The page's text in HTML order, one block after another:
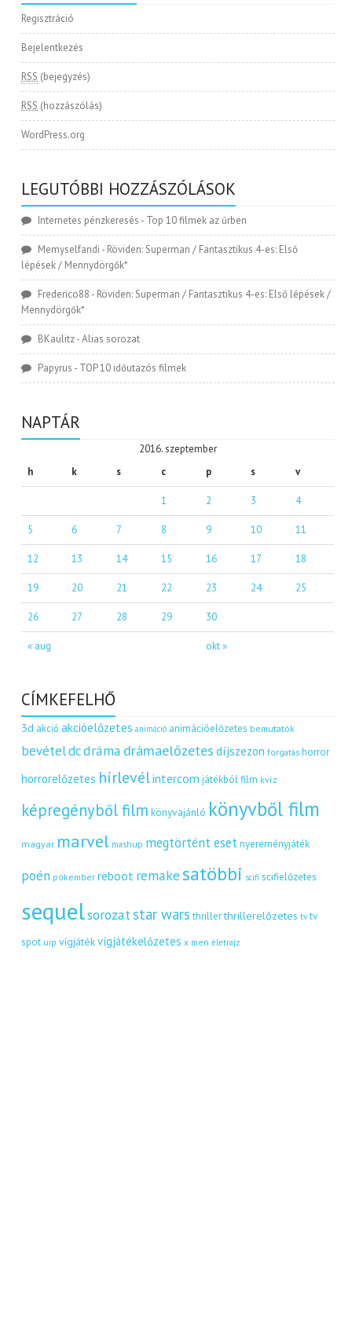
Regisztráció
Bejelentkezés
RSS (bejegyzés)
RSS (hozzászólás)
WordPress.org
LEGUTÓBBI HOZZÁSZÓLÁSOK
Internetes pénzkeresés - Top 10 filmek az űrben
Memyselfandi - Röviden: Superman / Fantasztikus 4-es: Első
lépések / Mennydörgők*
Frederico88 - Röviden: Superman / Fantasztikus 4-es: Első lépések /
Mennydörgők*
BKaulitz-Alias sorozat
Papyrus - TOP 10 időutazós filmek
NAPTÁR
2016. szeptember
h
k s c p s v
« aug okt »
1 2 3 4
5 6 7 8 9 10 11
12 13 14 15 16 17 18
19 20 21 22 23 24 25
26 27 28 29 30
CÍMKEFELHŐ
3d akció akcióelőzetes animáció animációelőzetes bemutatók
bevételdcdráma drámaelőzetes díjszezon forgatás horror
horrorelőzetes hírlevélintercom játékból film kvíz
képregényből film könyvajánló könyvből film
magyar marvel mashup megtörtént eset nyereményjáték
poén pókember reboot remakesatöbbi scifi scifielőzetes
sequelsorozatstar wars thriller thrillerelőzetes tv tv
spot uip vígjátékvígjátékelőzetes x men életrajz